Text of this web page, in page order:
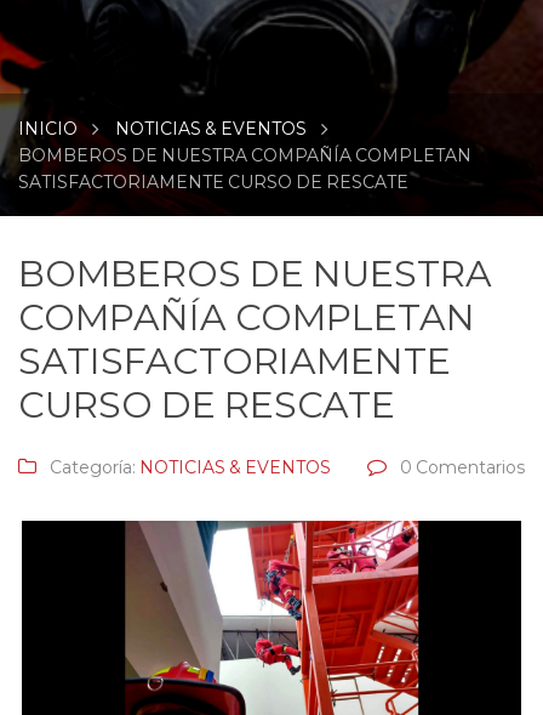
INICIO
NOTICIAS & EVENTOS
BOMBEROS DE NUESTRA COMPAÑÍA COMPLETAN
SATISFACTORIAMENTE CURSO DE RESCATE
BOMBEROS DE NUESTRA
COMPAÑÍA COMPLETAN
SATISFACTORIAMENTE
CURSO DE RESCATE
Categoría: NOTICIAS & EVENTOS 0 Comentarios